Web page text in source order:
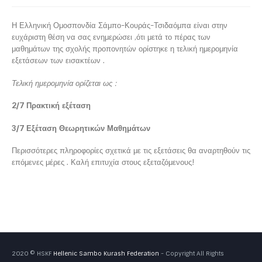
Η Ελληνική Ομοσπονδία Σάμπο-Κουράς-Τσιδαόμπα είναι στην
ευχάριστη θέση να σας ενημερώσει ,ότι μετά το πέρας των
μαθημάτων της σχολής προπονητών ορίστηκε η τελική ημερομηνία
εξετάσεων των εισακτέων .
Τελική ημερομηνία ορίζεται ως :
2/7 Πρακτική εξέταση
3/7 Εξέταση Θεωρητικών Μαθημάτων
Περισσότερες πληροφορίες σχετικά με τις εξετάσεις θα αναρτηθούν τις
επόμενες μέρες . Καλή επιτυχία στους εξεταζόμενους!
2020 © HSKF Hellenic Sambo Kurash Federation - Copyright All Rights